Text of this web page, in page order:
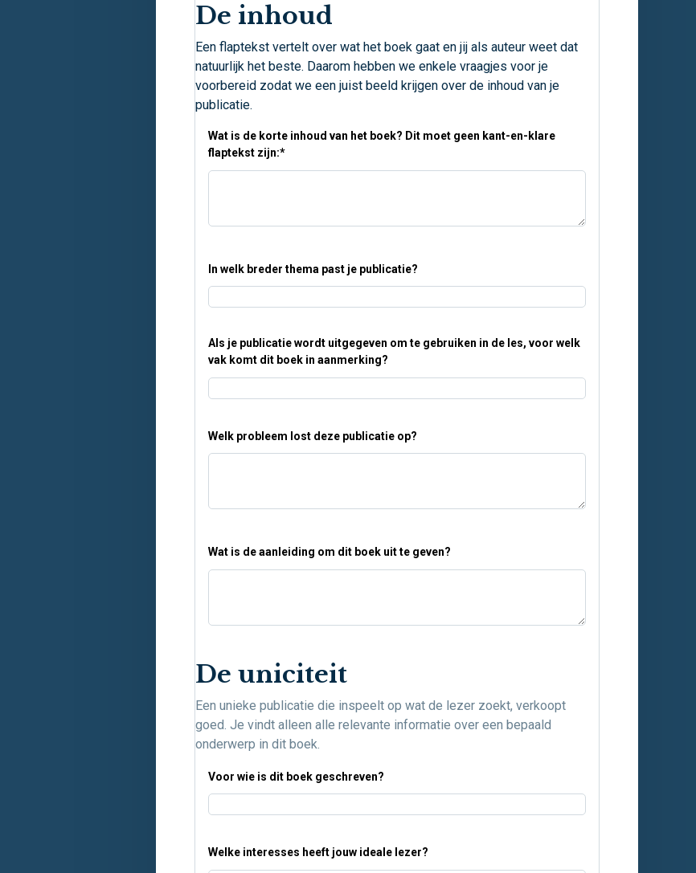
De inhoud
Een flaptekst vertelt over wat het boek gaat en jij als auteur weet dat
natuurlijk het beste. Daarom hebben we enkele vraagjes voor je
voorbereid zodat we een juist beeld krijgen over de inhoud van je
publicatie.
Wat is de korte inhoud van het boek? Dit moet geen kant-en-klare
flaptekst zijn:*
In welk breder thema past je publicatie?
Als je publicatie wordt uitgegeven om te gebruiken in de les, voor welk
vak komt dit boek in aanmerking?
Welk probleem lost deze publicatie op?
Wat is de aanleiding om dit boek uit te geven?
De uniciteit
Een unieke publicatie die inspeelt op wat de lezer zoekt, verkoopt
goed. Je vindt alleen alle relevante informatie over een bepaald
onderwerp in dit boek.
Voor wie is dit boek geschreven?
Welke interesses heeft jouw ideale lezer?